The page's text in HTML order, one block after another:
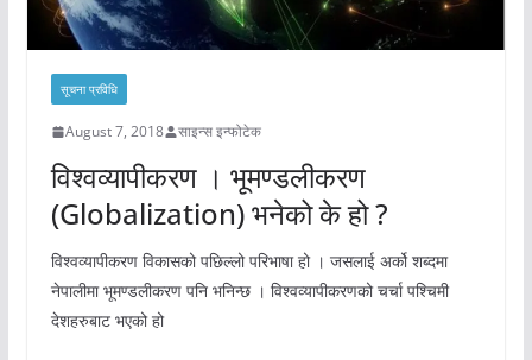
सूचना प्रविधि
August 7, 2018 साइन्स इन्फोटेक
विश्वव्यापीकरण । भूमण्डलीकरण
(Globalization) भनेको के हो ?
विश्वव्यापीकरण विकासको पछिल्लो परिभाषा हो । जसलाई अर्को शब्दमा
नेपालीमा भूमण्डलीकरण पनि भनिन्छ । विश्वव्यापीकरणको चर्चा पश्चिमी
देशहरुबाट भएको हो